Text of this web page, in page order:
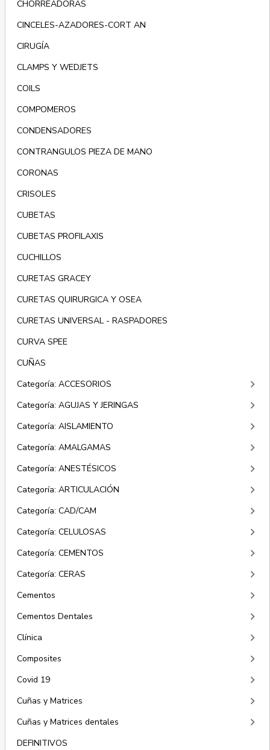
CHORREADORAS
CINCELES-AZADORES-CORT AN
CIRUGÍA
CLAMPS Y WEDJETS
COILS
COMPOMEROS
CONDENSADORES
CONTRANGULOS PIEZA DE MANO
CORONAS
CRISOLES
CUBETAS
CUBETAS PROFILAXIS
CUCHILLOS
CURETAS GRACEY
CURETAS QUIRURGICA Y OSEA
CURETAS UNIVERSAL - RASPADORES
CURVA SPEE
CUÑAS
Categoría: ACCESORIOS
keyboard_arrow_right
Categoría: AGUJAS Y JERINGAS keyboard_arrow_right
Categoría: AISLAMIENTO keyboard_arrow_right
Categoría: AMALGAMAS keyboard_arrow_right
Categoría: ANESTÉSICOS keyboard_arrow_right
Categoría: ARTICULACIÓN keyboard_arrow_right
Categoría: CAD/CAM keyboard_arrow_right
Categoría: CELULOSAS keyboard_arrow_right
Categoría: CEMENTOS keyboard_arrow_right
Categoría: CERAS keyboard_arrow_right
Cementos keyboard_arrow_right
Cementos Dentales keyboard_arrow_right
Clínica keyboard_arrow_right
Composites keyboard_arrow_right
Covid 19 keyboard_arrow_right
Cuñas y Matrices keyboard_arrow_right
Cuñas y Matrices dentales keyboard_arrow_right
DEFINITIVOS